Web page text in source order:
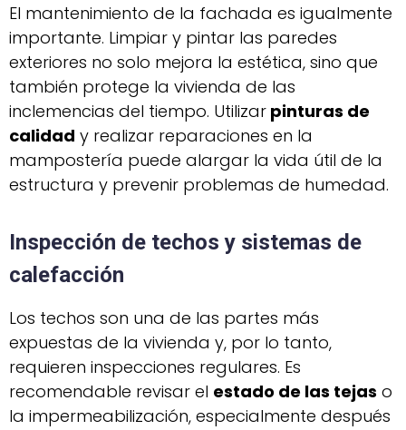
El mantenimiento de la fachada es igualmente
importante. Limpiar y pintar las paredes
exteriores no solo mejora la estética, sino que
también protege la vivienda de las
inclemencias del tiempo. Utilizar pinturas de
calidad y realizar reparaciones en la
mampostería puede alargar la vida útil de la
estructura y prevenir problemas de humedad.
Inspección de techos y sistemas de
calefacción
Los techos son una de las partes más
expuestas de la vivienda y, por lo tanto,
requieren inspecciones regulares. Es
recomendable revisar el estado de las tejas o
la impermeabilización, especialmente después